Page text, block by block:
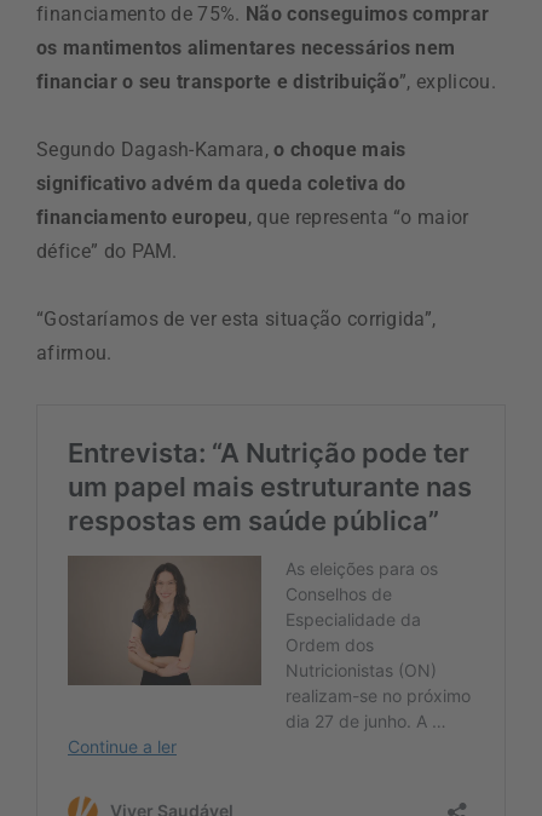
financiamento de 75%. Não conseguimos comprar
os mantimentos alimentares necessários nem
financiar o seu transporte e distribuição”, explicou.
Segundo Dagash-Kamara,o choque mais
significativo advém da queda coletiva do
financiamento europeu, que representa “o maior
défice” do PAM.
“Gostaríamos de ver esta situação corrigida”,
afirmou.